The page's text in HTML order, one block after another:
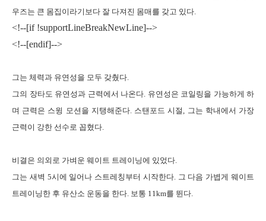
우즈는 큰 몸집이라기보다 잘 다져진 몸매를 갖고 있다.
<!--[if !supportLineBreakNewLine]-->
<!--[endif]-->
그는 체력과 유연성을 모두 갖췄다.
그의 장타도 유연성과 근력에서 나온다. 유연성은 코일링을 가능하게 하
며 근력은 스윙 모션을 지탱해준다. 스탠포드 시절, 그는 학내에서 가장
근력이 강한 선수로 꼽혔다.
비결은 의외로 가벼운 웨이트 트레이닝에 있었다.
그는 새벽 5시에 일어나 스트레칭부터 시작한다. 그 다음 가볍게 웨이트
트레이닝한 후 유산소 운동을 한다. 보통 11km를 뛴다.